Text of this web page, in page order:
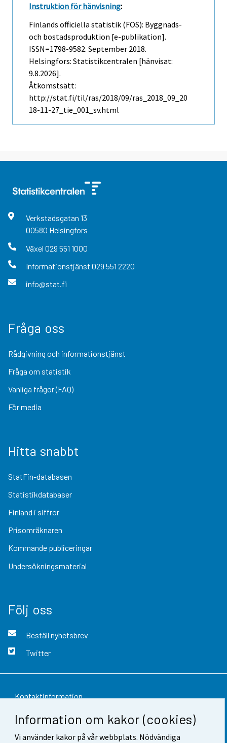
Information om kakor (cookies)
Vi använder kakor på vår webbplats. Nödvändiga
Instruktion för hänvisning:
Finlands officiella statistik (FOS): Byggnads-
och bostadsproduktion [e-publikation].
ISSN=1798-9582. September 2018.
Helsingfors: Statistikcentralen [hänvisat:
9.8.2026].
Åtkomstsätt:
http://stat.fi/til/ras/2018/09/ras_2018_09_20
18-11-27_tie_001_sv.html
Verkstadsgatan 13
00580 Helsingfors
Växel 029 551 1000
Informationstjänst 029 551 2220
info@stat.fi
Fråga oss
Rådgivning och informationstjänst
Fråga om statistik
Vanliga frågor (FAQ)
För media
Hitta snabbt
StatFin-databasen
Statistikdatabaser
Finland i siffror
Prisomräknaren
Kommande publiceringar
Undersökningsmaterial
Följ oss
Beställ nyhetsbrev
Twitter
Kontaktinformation
Respons
Användarvillkor